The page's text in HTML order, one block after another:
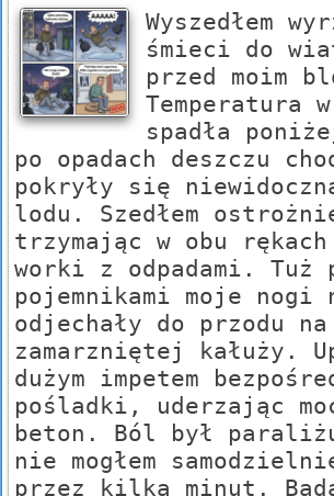
Wyszedłem
śmieci do
przed moim
Temperatura
spadła
po opadach deszczu
pokryły się
lodu. Szedłem
trzymając w obu rękach
worki z odpadami. Tuż
pojemnikami moje nogi
odjechały do przodu na
zamarzniętej kałuży.
dużym impetem
pośladki, uderzając
beton. Ból był
nie mogłem
przez kilka minut.